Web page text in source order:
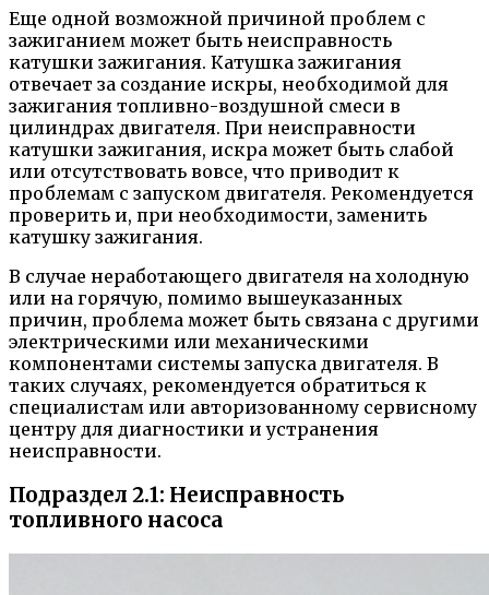
Еще одной возможной причиной проблем с
зажиганием может быть неисправность
катушки зажигания. Катушка зажигания
отвечает за создание искры, необходимой для
зажигания топливно-воздушной смеси в
цилиндрах двигателя. При неисправности
катушки зажигания, искра может быть слабой
или отсутствовать вовсе, что приводит к
проблемам с запуском двигателя. Рекомендуется
проверить и, при необходимости, заменить
катушку зажигания.
В случае неработающего двигателя на холодную
или на горячую, помимо вышеуказанных
причин, проблема может быть связана с другими
электрическими или механическими
компонентами системы запуска двигателя. В
таких случаях, рекомендуется обратиться к
специалистам или авторизованному сервисному
центру для диагностики и устранения
неисправности.
Подраздел 2.1: Неисправность
топливного насоса